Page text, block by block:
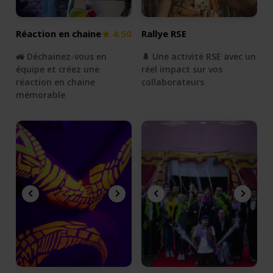
Réaction en chaine 4.50
🚜 Déchainez-vous en
équipe et créez une
réaction en chaine
mémorable
Rallye RSE
🌲 Une activité RSE avec un
réel impact sur vos
collaborateurs